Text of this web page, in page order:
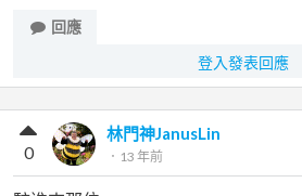
回應
登入發表回應
林門神JanusLin
． 13 年前
0